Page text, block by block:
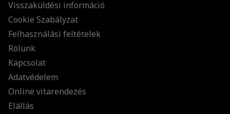
Visszaküldési információ
Cookie Szabályzat
Felhasználási feltételek
Rólunk
Kapcsolat
Adatvédelem
Online vitarendezés
Elállás